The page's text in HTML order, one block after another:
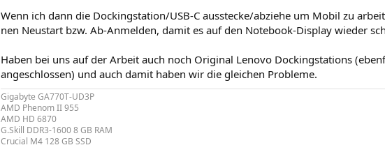
Wenn ich dann die Dockingstation/USB-C ausstecke/abziehe um Mobil zu
nen Neustart bzw. Ab-Anmelden, damit es auf den Notebook-Display wieder
Haben bei uns auf der Arbeit auch noch Original Lenovo Dockingstations
angeschlossen) und auch damit haben wir die gleichen Probleme.
Gigabyte GA770T-UD3P
AMD Phenom II 955
AMD HD 6870
G.Skill DDR3-1600 8 GB RAM
Crucial M4 128 GB SSD